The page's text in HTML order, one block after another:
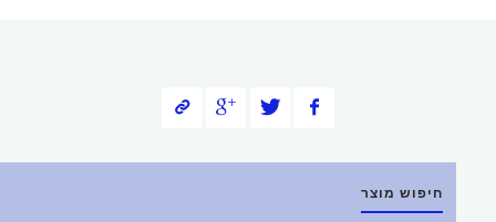
חיפוש מוצר